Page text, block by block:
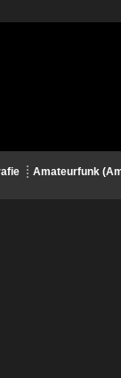
Amateurfunk